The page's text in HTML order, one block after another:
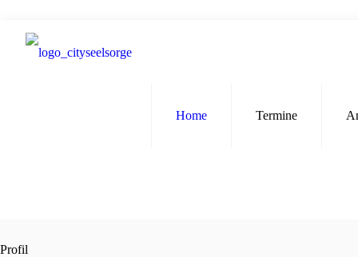
Home Termine
Profil